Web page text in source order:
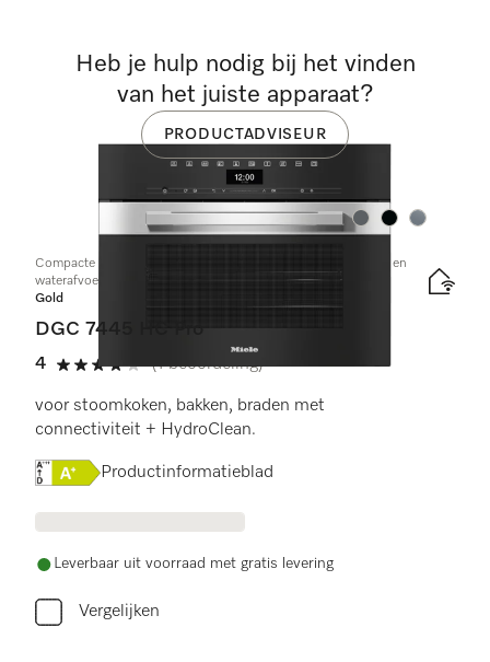
Kleur:Kleur:Kleur:
Compacte combi-stoomoven met aansluiting voor vers water en
waterafvoer
Gold
DGC 7445 HC Pro
4
4 sterren op 5
(1 beoordeling)
voor stoomkoken, bakken, braden met
connectiviteit + HydroClean.
Online Label Flag, Energielabel
Productinformatieblad
Leverbaar uit voorraad met gratis levering
Vergelijken
Heb je hulp nodig bij het vinden
van het juiste apparaat?
PRODUCTADVISEUR